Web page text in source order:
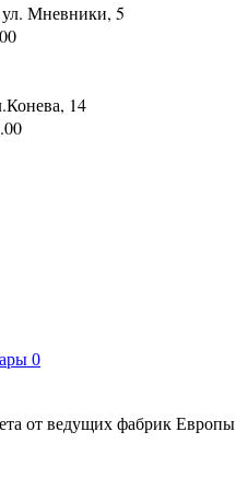
Мневники, 5
14
0
от ведущих фабрик Европы